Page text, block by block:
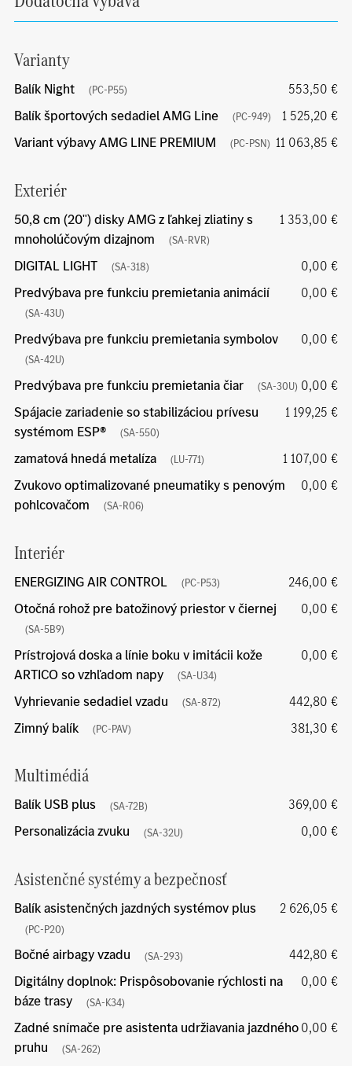
Varianty
Balík Night (PC-P55)
553,50 €
Balík športových sedadiel AMG Line
(PC-949)
1 525,20 €
Variant výbavy AMG LINE PREMIUM
(PC-PSN) 11 063,85 €
Exteriér
50,8 cm (20") disky AMG z ľahkej zliatiny s
mnoholúčovým dizajnom
(SA-RVR)
1 353,00 €
DIGITAL LIGHT (SA-318)
0,00 €
Predvýbava pre funkciu premietania animácií
(SA-43U)
0,00 €
Predvýbava pre funkciu premietania symbolov
(SA-42U)
0,00 €
Predvýbava pre funkciu premietania čiar (SA-30U) 0,00 €
Spájacie zariadenie so stabilizáciou prívesu
systémom ESP®
(SA-550)
1 199,25 €
zamatová hnedá metalíza (LU-771)
1 107,00 €
Zvukovo optimalizované pneumatiky s penovým
pohlcovačom
(SA-R06)
0,00 €
Interiér
ENERGIZING AIR CONTROL (PC-P53)
246,00 €
Otočná rohož pre batožinový priestor v čiernej
(SA-5B9)
0,00 €
Prístrojová doska a línie boku v imitácii kože
ARTICO so vzhľadom napy
(SA-U34)
0,00 €
Vyhrievanie sedadiel vzadu (SA-872)
442,80 €
Zimný balík
(PC-PAV) 381,30 €
Multimédiá
Balík USB plus (SA-72B)
369,00 €
Personalizácia zvuku
(SA-32U) 0,00 €
Asistenčné systémy a bezpečnosť
Balík asistenčných jazdných systémov plus
(PC-P20)
2 626,05 €
Bočné airbagy vzadu (SA-293)
442,80 €
Digitálny doplnok: Prispôsobovanie rýchlosti na
báze trasy
(SA-K34)
0,00 €
Zadné snímače pre asistenta udržiavania jazdného
pruhu
(SA-262)
0,00 €